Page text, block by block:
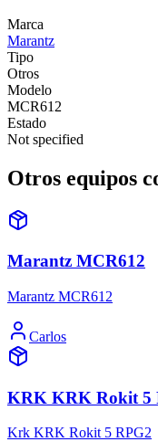
Marca
Marantz
Tipo
Otros
Modelo
MCR612
Estado
Not specified
Otros equipos
Marantz MCR612
Marantz MCR612
Carlos
KRK KRK Rokit 5
Krk KRK Rokit 5 RPG2